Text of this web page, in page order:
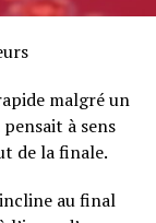
malgré un
à sens
de la finale.
au final